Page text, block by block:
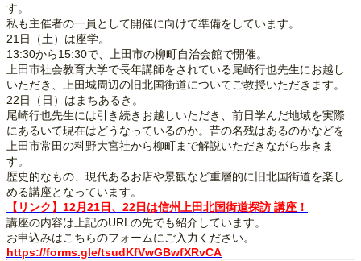
す。
私も主催者の一員として開催に向けて準備をしています。
21日（土）は座学。
13:30から15:30で、上田市の柳町自治会館で開催。
上田市社会教育大学で長年講師をされている尾崎行也先生にお越し
いただき、上田城周辺の旧北国街道についてご教授いただきます。
22日（日）はまちあるき。
尾崎行也先生には引き続きお越しいただき、前日学んだ地域を実際
にあるいて現在はどうなっているのか。昔の名残はあるのかなどを
上田市常田の科野大宮社から柳町まで解説いただきながら歩きま
す。
歴史的なもの、現代あるお店や景観など重層的に旧北国街道を楽し
める講座となっています。
【リンク】12月21日、22日は信州上田北国街道探訪 講座！
講座の内容は上記のURLの先でも紹介しています。
お申込みはこちらのフォームにご入力ください。
https://forms.gle/tsudKfVwGBwfXRvCA